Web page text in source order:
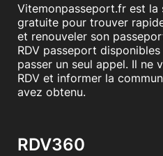
Vitemonpasseport.fr est la
gratuite pour trouver
et renouveler son
RDV passeport
passer un seul appel. Il ne
RDV et informer la
avez obtenu.
RDV360